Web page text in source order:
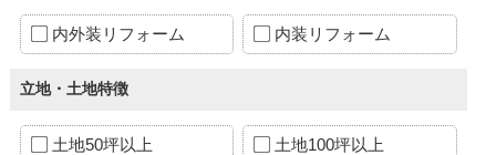
内外装リフォーム 内装リフォーム
立地・土地特徴
土地50坪以上 土地100坪以上